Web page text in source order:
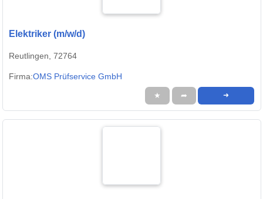
Elektriker (m/w/d)
Reutlingen, 72764
Firma:OMS Prüfservice GmbH
★ ➦ ➜